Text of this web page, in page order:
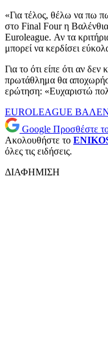
«Για τέλος, θέλω να πω
στο Final Four η
Euroleague. Αν τα
μπορεί να κερδίσει
Για το ότι είπε ότι αν
πρωτάθλημα θα
ερώτηση: «Ευχαριστώ
EUROLEAGUE
Google Προσθέστε
Ακολουθήστε το
όλες τις ειδήσεις.
ΔΙΑΦΗΜΙΣΗ